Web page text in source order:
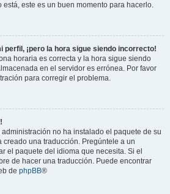
este es un buen momento para hacerlo.
perfil, ¡pero la hora sigue siendo incorrecto!
horaria es correcta y la hora sigue siendo
en el servidor es errónea. Por favor
para corregir el problema.
no ha instalado el paquete de su
una traducción. Pregúntele a un
el paquete del idioma que necesita. Si el
de hacer una traducción. Puede encontrar
de phpBB®